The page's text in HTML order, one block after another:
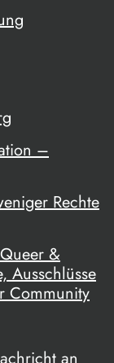
–
Rechte
&
Ausschlüsse
Community